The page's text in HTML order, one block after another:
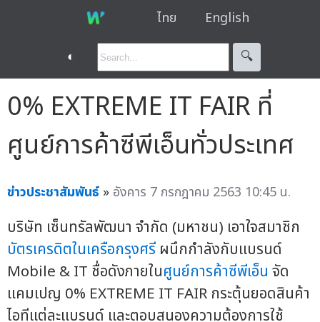
ไทย English
◐ 🔍︎
0% EXTREME IT FAIR ที่
ศูนย์การค้าซีพีเอ็นทั่วประเทศ
ข่าวประชาสัมพันธ์ » อังคาร 7 กรกฎาคม 2563 10:45 น.
บริษัท เซ็นทรัลพัฒนา จำกัด (มหาชน) เอาใจสมาชิก
บัตรเครดิตในเครือกรุงศรี ผนึกกำลังกับแบรนด์
Mobile & IT ชื่อดังภายในศูนย์การค้าซีพีเอ็น จัด
แคมเปญ 0% EXTREME IT FAIR กระตุ้นยอดสินค้า
ไอทีแต่ละแบรนด์ และตอบสนองความต้องการใช้